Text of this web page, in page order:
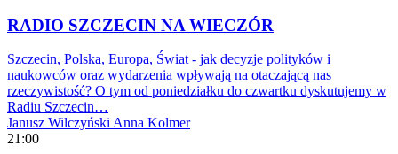
RADIO SZCZECIN NA WIECZÓR
Szczecin, Polska, Europa, Świat - jak decyzje polityków i
naukowców oraz wydarzenia wpływają na otaczającą nas
rzeczywistość? O tym od poniedziałku do czwartku dyskutujemy w
Radiu Szczecin…
Janusz WilczyńskiAnna Kolmer
21:00